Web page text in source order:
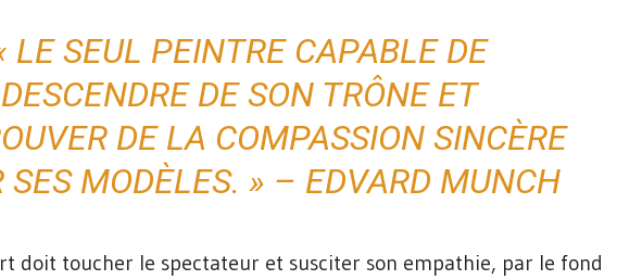
LE SEUL PEINTRE CAPABLE DE
DESCENDRE DE SON TRÔNE ET
DE LA COMPASSION SINCÈRE
SES MODÈLES. » – EDVARD MUNCH
doit toucher le spectateur et susciter son empathie, par le fond